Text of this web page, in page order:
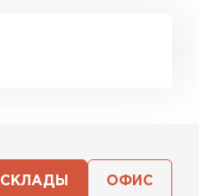
СКЛАДЫ ОФИС